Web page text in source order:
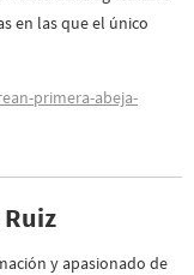
en las que el único
primera-abeja-
y apasionado de